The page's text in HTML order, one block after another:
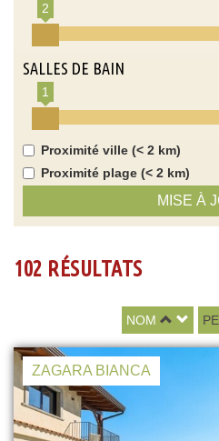
2
SALLES DE BAIN
1
Proximité ville (< 2 km)
Proximité plage (< 2 km)
MISE À
102 RÉSULTATS
NOM
ZAGARA BIANCA